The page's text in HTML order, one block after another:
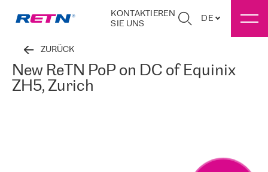
KONTAKTIEREN
SIE UNS
DE
ZURÜCK
New ReTN PoP on DC of Equinix
ZH5, Zurich